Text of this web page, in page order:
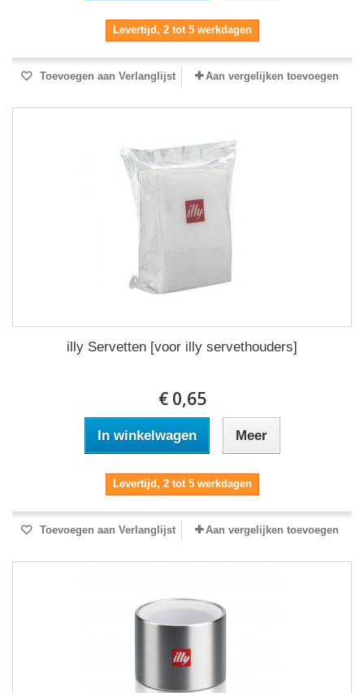
Levertijd, 2 tot 5 werkdagen
Toevoegen aan Verlanglijst Aan vergelijken toevoegen
illy Servetten [voor illy servethouders]
€ 0,65
In winkelwagen Meer
Levertijd, 2 tot 5 werkdagen
Toevoegen aan Verlanglijst Aan vergelijken toevoegen